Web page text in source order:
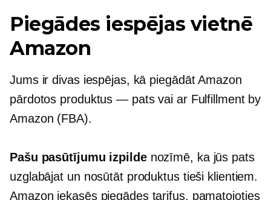
Piegādes iespējas vietnē
Amazon
Jums ir divas iespējas, kā piegādāt Amazon
pārdotos produktus — pats vai ar Fulfillment by
Amazon (FBA).
Pašu pasūtījumu izpildenozīmē, ka jūs pats
uzglabājat un nosūtāt produktus tieši klientiem.
Amazon iekasēs piegādes tarifus, pamatojoties